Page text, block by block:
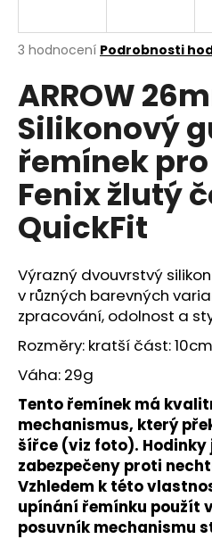
Průměrné
produktu
je
5,0
z
5
hvězdiček.
3 hodnocení Podrobnosti
ARROW
Silikonový
řemínek
Fenix žlutý
QuickFit
Výrazný dvouvrstvý
v různých barevných
zpracování, odolnost a
Rozměry: kratší část:
Váha: 29g
Tento řemínek má
mechanismus, který
šířce (viz foto).
zabezpečeny proti
Vzhledem k této
upínání řemínku použít
posuvník mechanismu
j
t
?
HLEDAT
D
o
p
o
u
č
u
j
e
m
e